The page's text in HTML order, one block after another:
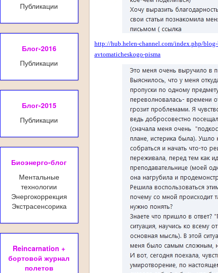
Публикации
Блог-2016
Публикации
Блог-2015
Публикации
Биоэнерго-блог
Ментальные
технологии
Энергокоррекция
Экстрасенсорика
Reincarnation +
бортовой журнал
полетов
http://hub.helen-channel.com/index.php/
avtomaticheskogo-pisma